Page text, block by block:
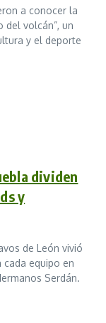
a conocer la
del volcán”, un
y el deporte
dividen
y
de León vivió
equipo en
Serdán.